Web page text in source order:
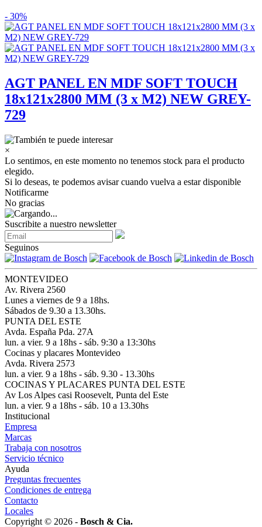
- 30%
AGT PANEL EN MDF SOFT TOUCH
18x121x2800 MM (3 x M2) NEW GREY-
729
×
Lo sentimos, en este momento no tenemos stock para el producto
elegido.
Si lo deseas, te podemos avisar cuando vuelva a estar disponible
Notificarme
No gracias
Suscribite a nuestro newsletter
Seguinos
MONTEVIDEO
Av. Rivera 2560
Lunes a viernes de 9 a 18hs.
Sábados de 9.30 a 13.30hs.
PUNTA DEL ESTE
Avda. España Pda. 27A
lun. a vier. 9 a 18hs - sáb. 9:30 a 13:30hs
Cocinas y placares Montevideo
Avda. Rivera 2573
lun. a vier. 9 a 18hs - sáb. 9.30 - 13.30hs
COCINAS Y PLACARES PUNTA DEL ESTE
Av Los Alpes casi Roosevelt, Punta del Este
lun. a vier. 9 a 18hs - sáb. 10 a 13.30hs
Institucional
Empresa
Marcas
Trabaja con nosotros
Servicio técnico
Ayuda
Preguntas frecuentes
Condiciones de entrega
Contacto
Locales
Copyright © 2026 - Bosch & Cia.